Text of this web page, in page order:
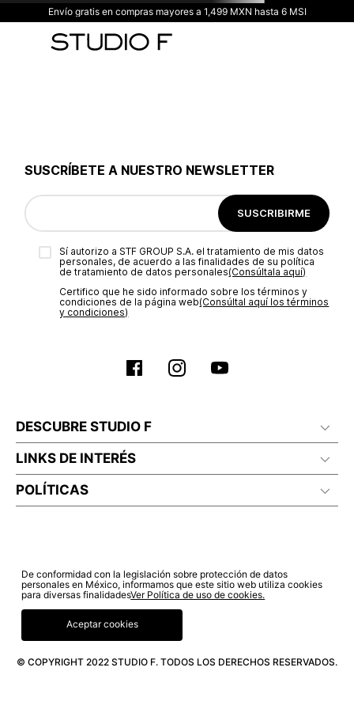
Envío gratis en compras mayores a 1,499 MXN hasta 6 MSI
SUSCRÍBETE A NUESTRO NEWSLETTER
SUSCRIBIRME
Sí autorizo a STF GROUP S.A. el tratamiento de mis datos
personales, de acuerdo a las finalidades de su política
de tratamiento de datos personales‎(Consúltala aquí)
Certifico que he sido informado sobre los términos y
condiciones de la página web‎(Consúltal aquí los términos
y condiciones)
DESCUBRE STUDIO F
LINKS DE INTERÉS
POLÍTICAS
© COPYRIGHT 2022 STUDIO F. TODOS LOS DERECHOS RESERVADOS.
De conformidad con la legislación sobre protección de datos
personales en México, informamos que este sitio web utiliza cookies
para diversas finalidadesVer Política de uso de cookies.
Aceptar cookies